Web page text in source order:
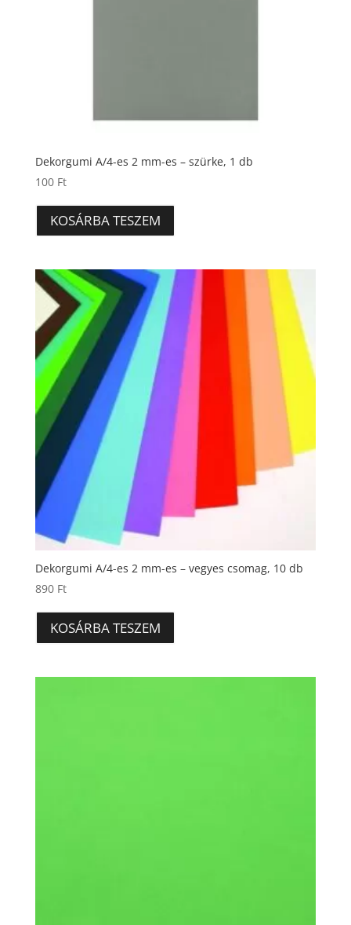
Dekorgumi A/4-es 2 mm-es – szürke, 1 db
100 Ft
KOSÁRBA TESZEM
Dekorgumi A/4-es 2 mm-es – vegyes csomag, 10 db
890 Ft
KOSÁRBA TESZEM